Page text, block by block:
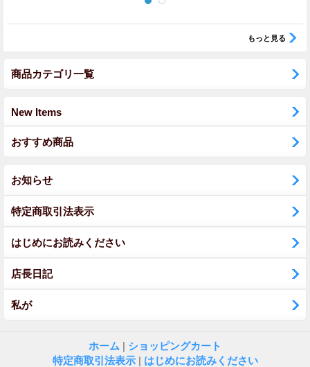
もっと見る
商品カテゴリ一覧
New Items
おすすめ商品
お知らせ
特定商取引法表示
はじめにお読みください
店長日記
私が
ホーム | ショッピングカート
特定商取引法表示 | はじめにお読みください